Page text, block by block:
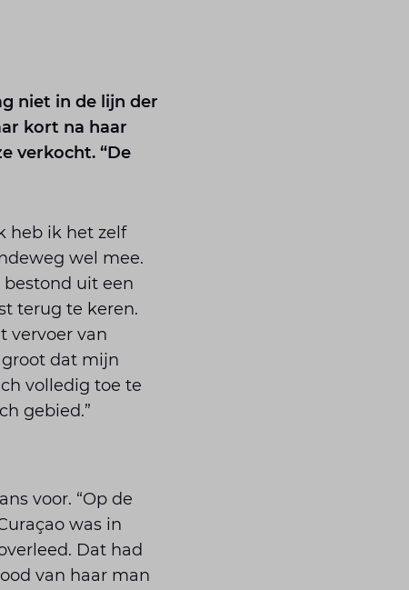
niet in de lijn der
kort na haar
verkocht. “De
heb ik het zelf
wel mee.
bestond uit een
terug te keren.
vervoer van
dat mijn
volledig toe te
gebied.”
voor. “Op de
was in
Dat had
van haar man